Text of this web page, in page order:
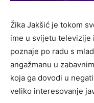
Žika Jakšić je tokom
ime u svijetu televizije
poznaje po radu s
angažmanu u
koja ga dovodi u
veliko interesovanje